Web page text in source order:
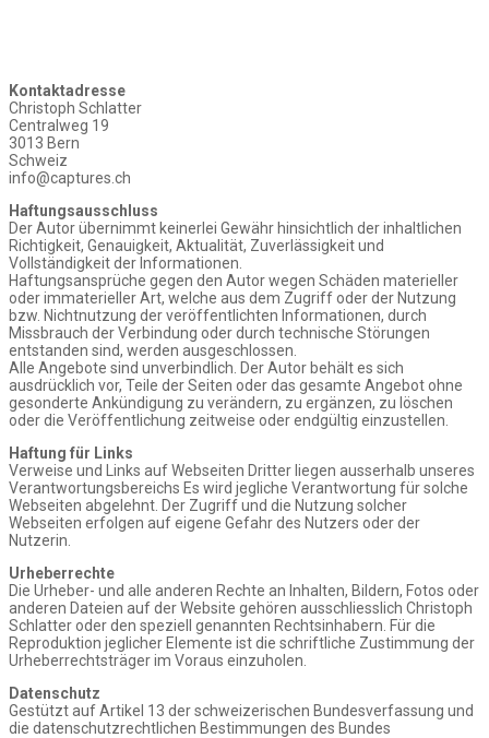
Kontaktadresse
Christoph Schlatter
Centralweg 19
3013 Bern
Schweiz
info@captures.ch
Haftungsausschluss
Der Autor übernimmt keinerlei Gewähr hinsichtlich der inhaltlichen
Richtigkeit, Genauigkeit, Aktualität, Zuverlässigkeit und
Vollständigkeit der Informationen.
Haftungsansprüche gegen den Autor wegen Schäden materieller
oder immaterieller Art, welche aus dem Zugriff oder der Nutzung
bzw. Nichtnutzung der veröffentlichten Informationen, durch
Missbrauch der Verbindung oder durch technische Störungen
entstanden sind, werden ausgeschlossen.
Alle Angebote sind unverbindlich. Der Autor behält es sich
ausdrücklich vor, Teile der Seiten oder das gesamte Angebot ohne
gesonderte Ankündigung zu verändern, zu ergänzen, zu löschen
oder die Veröffentlichung zeitweise oder endgültig einzustellen.
Haftung für Links
Verweise und Links auf Webseiten Dritter liegen ausserhalb unseres
Verantwortungsbereichs Es wird jegliche Verantwortung für solche
Webseiten abgelehnt. Der Zugriff und die Nutzung solcher
Webseiten erfolgen auf eigene Gefahr des Nutzers oder der
Nutzerin.
Urheberrechte
Die Urheber- und alle anderen Rechte an Inhalten, Bildern, Fotos oder
anderen Dateien auf der Website gehören ausschliesslich Christoph
Schlatter oder den speziell genannten Rechtsinhabern. Für die
Reproduktion jeglicher Elemente ist die schriftliche Zustimmung der
Urheberrechtsträger im Voraus einzuholen.
Datenschutz
Gestützt auf Artikel 13 der schweizerischen Bundesverfassung und
die datenschutzrechtlichen Bestimmungen des Bundes